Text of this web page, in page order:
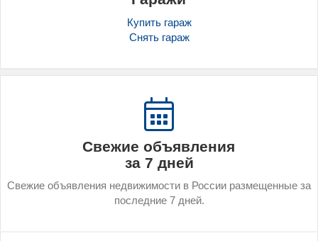
Купить гараж
Снять гараж
Свежие объявления
за 7 дней
Све­жие объ­яв­ле­ния нед­ви­жимос­ти в Рос­сии раз­ме­щен­ные за
пос­ледние 7 дней.